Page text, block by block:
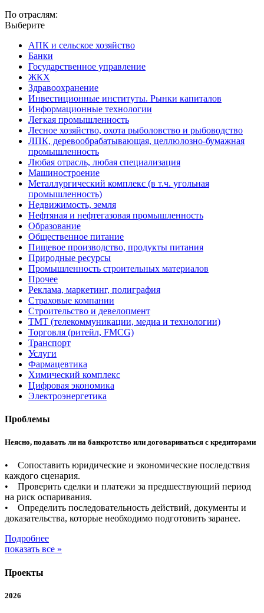
По отраслям:
Выберите
АПК и сельское хозяйство
Банки
Государственное управление
ЖКХ
Здравоохранение
Инвестиционные институты. Рынки капиталов
Информационные технологии
Легкая промышленность
Лесное хозяйство, охота рыболовство и рыбоводство
ЛПК, деревообрабатывающая, целлюлозно-бумажная
промышленность
Любая отрасль, любая специализация
Машиностроение
Металлургический комплекс (в т.ч. угольная
промышленность)
Недвижимость, земля
Нефтяная и нефтегазовая промышленность
Образование
Общественное питание
Пищевое производство, продукты питания
Природные ресурсы
Промышленность строительных материалов
Прочее
Реклама, маркетинг, полиграфия
Страховые компании
Строительство и девелопмент
ТМТ (телекоммуникации, медиа и технологии)
Торговля (ритейл, FMCG)
Транспорт
Услуги
Фармацевтика
Химический комплекс
Цифровая экономика
Электроэнергетика
Проблемы
Неясно, подавать ли на банкротство или договариваться с кредиторами
• Сопоставить юридические и экономические последствия
каждого сценария.
• Проверить сделки и платежи за предшествующий период
на риск оспаривания.
• Определить последовательность действий, документы и
доказательства, которые необходимо подготовить заранее.
Подробнее
показать все »
Проекты
2026